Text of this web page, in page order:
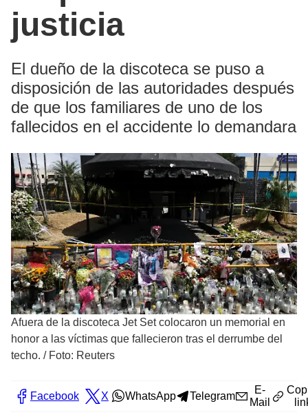
justicia
El dueño de la discoteca se puso a
disposición de las autoridades después
de que los familiares de uno de los
fallecidos en el accidente lo demandara
Afuera de la discoteca Jet Set colocaron un memorial en
honor a las víctimas que fallecieron tras el derrumbe del
techo. / Foto: Reuters
Facebook X WhatsApp Telegram
E-
Mail